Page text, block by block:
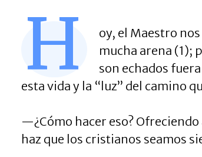
H
oy, el Maestro
mucha arena (1);
son echados
esta vida y la “luz” del camino
—¿Cómo hacer eso?
haz que los cristianos seamos